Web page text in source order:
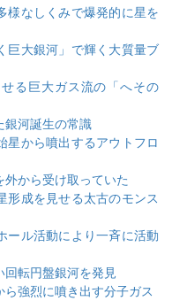
様なしくみで爆発的に星を
巨大銀河」で輝く大質量ブ
る巨大ガス流の「へその
銀河誕生の常識
星から噴出するアウトフロ
から受け取っていた
形成を見せる太古のモンス
ール活動により一斉に活動
回転円盤銀河を発見
強烈に噴き出す分子ガス